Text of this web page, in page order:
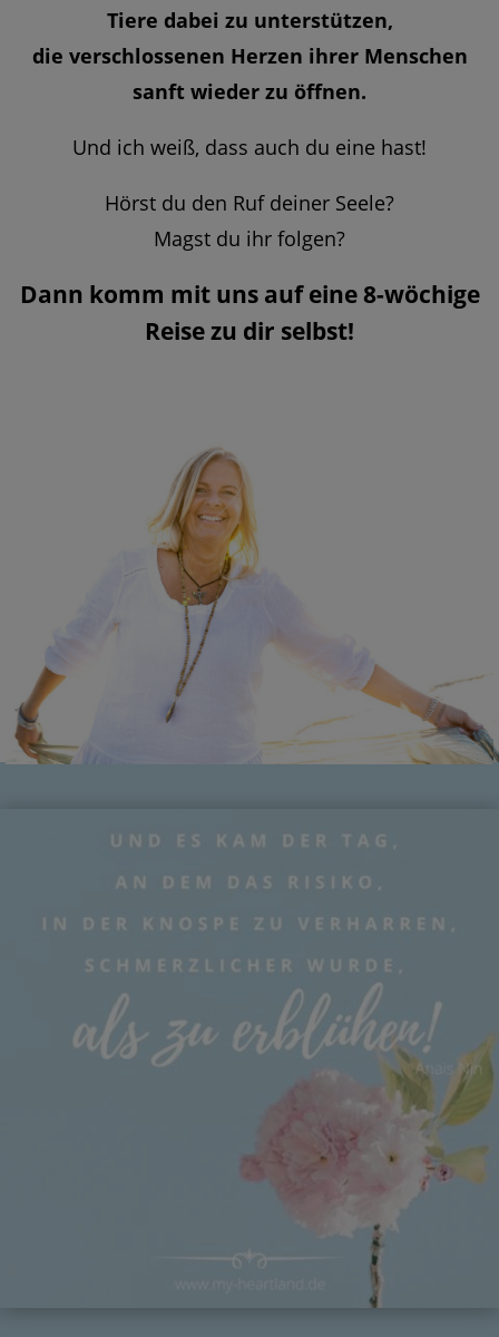
Tiere dabei zu unterstützen,
die verschlossenen Herzen ihrer Menschen
sanft wieder zu öffnen.
Und ich weiß, dass auch du eine hast!
Hörst du den Ruf deiner Seele?
Magst du ihr folgen?
Dann komm mit uns auf eine 8-wöchige
Reise zu dir selbst!